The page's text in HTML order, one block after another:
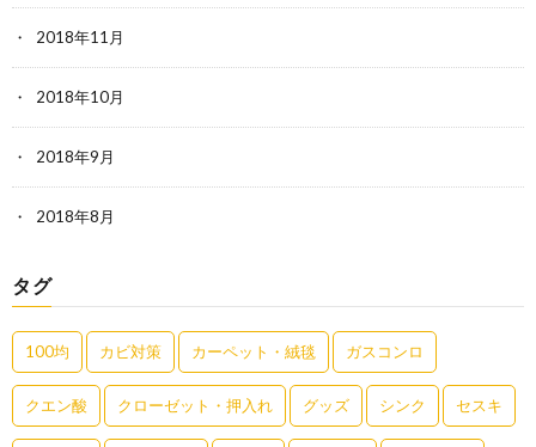
2018年11月
2018年10月
2018年9月
2018年8月
タグ
100均 カビ対策 カーペット・絨毯 ガスコンロ
クエン酸 クローゼット・押入れ グッズ シンク セスキ